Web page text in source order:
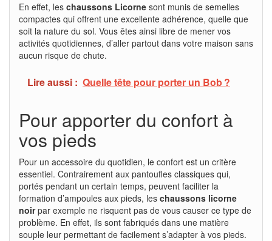
En effet, les chaussons Licorne sont munis de semelles
compactes qui offrent une excellente adhérence, quelle que
soit la nature du sol. Vous êtes ainsi libre de mener vos
activités quotidiennes, d’aller partout dans votre maison sans
aucun risque de chute.
Lire aussi : Quelle tête pour porter un Bob ?
Pour apporter du confort à
vos pieds
Pour un accessoire du quotidien, le confort est un critère
essentiel. Contrairement aux pantoufles classiques qui,
portés pendant un certain temps, peuvent faciliter la
formation d’ampoules aux pieds, les chaussons licorne
noirpar exemple ne risquent pas de vous causer ce type de
problème. En effet, ils sont fabriqués dans une matière
souple leur permettant de facilement s’adapter à vos pieds.